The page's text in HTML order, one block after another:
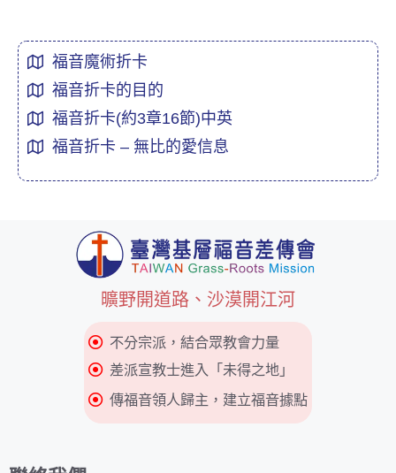
福音魔術折卡
福音折卡的目的
福音折卡(約3章16節)中英
福音折卡 – 無比的愛信息
曠野開道路、沙漠開江河
不分宗派，結合眾教會力量
差派宣教士進入「未得之地」
傳福音領人歸主，建立福音據點